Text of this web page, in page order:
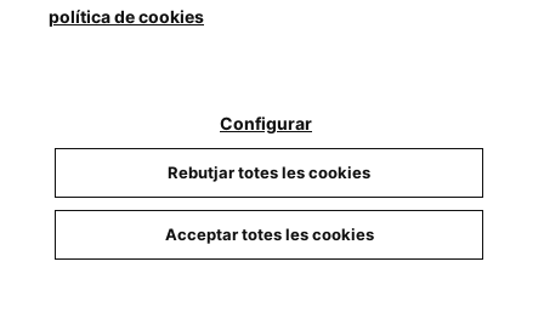
Entre dos silencis
Gossos dempeus
política de cookies
Configurar
Rebutjar totes les cookies
Acceptar totes les cookies